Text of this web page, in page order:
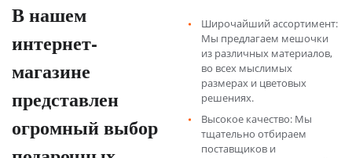
В нашем
интернет-
магазине
представлен
огромный выбор
Широчайший ассортимент:
Мы предлагаем мешочки
из различных материалов,
во всех мыслимых
размерах и цветовых
решениях.
Высокое качество: Мы
тщательно отбираем
поставщиков и